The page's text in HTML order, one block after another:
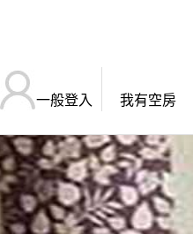
一般登入 我有空房